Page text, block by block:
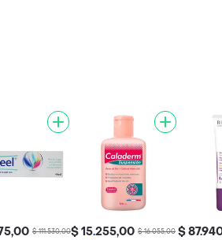
$ 111.530,00$ 15.255,00 $ 16.055,00 $